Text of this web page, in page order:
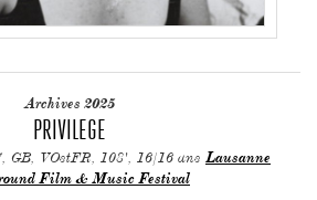
Archives 2025
PRIVILEGE
GB, VOstFR, 108', 16/16 ans Lausanne
Film & Music Festival